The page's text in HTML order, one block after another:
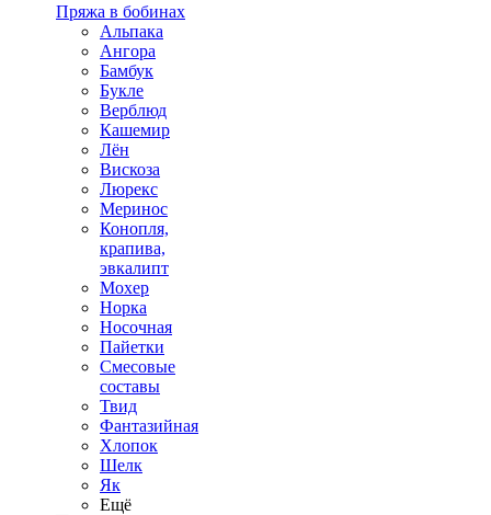
Пряжа в бобинах
Альпака
Ангора
Бамбук
Букле
Верблюд
Кашемир
Лён
Вискоза
Люрекс
Меринос
Конопля,
крапива,
эвкалипт
Мохер
Норка
Носочная
Пайетки
Смесовые
составы
Твид
Фантазийная
Хлопок
Шелк
Як
Ещё